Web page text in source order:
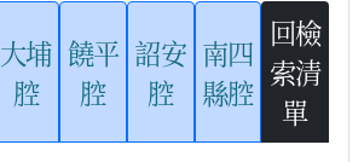
大埔
腔
饒平
腔
詔安
腔
南四
縣腔
回檢
索清
單